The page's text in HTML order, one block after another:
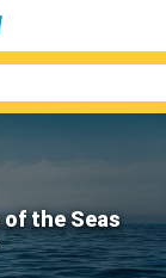
the Seas